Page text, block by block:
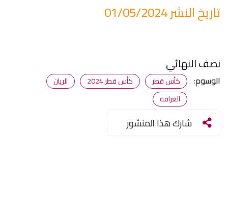
تاريخ النشر 01/05/2024
نصف النهائي
الوسوم: كأس قطر كأس قطر 2024
الريان
الغرافة
شارك هذا المنشور